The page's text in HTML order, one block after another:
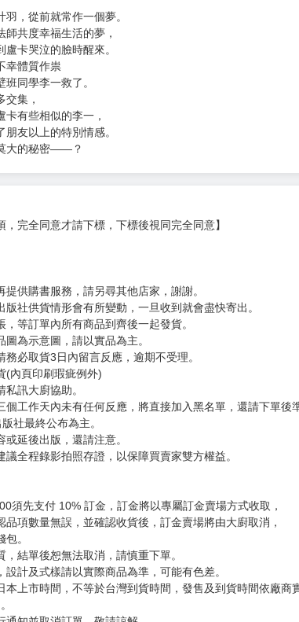
幸體質的黑貓男子
的唯美愛情故事
羽，從前就常作一個夢。
共度幸福生活的夢，
卡哭泣的臉時醒來。
幸體質作祟
交集，
有些相似的李一，
朋友以上的特別情感。
大的秘密——？
完全同意才請下標，下標後視同完全同意】
提供購書服務，請另尋其他店家，謝謝。
等訂單內所有商品到齊後一起發貨。
為示意圖，請以實品為主。
必取貨3日內留言反應，逾期不受理。
內頁印刷瑕疵例外)
私訊大廚協助。
工作天內未有任何反應，將直接加入黑名單，還請下單後
社最終公布為主。
延後出版，還請注意。
全程錄影拍照存證，以保障買賣家雙方權益。